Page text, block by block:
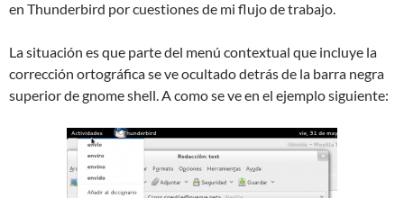
en Thunderbird por cuestiones de mi flujo de trabajo.
La situación es que parte del menú contextual que incluye la
corrección ortográfica se ve ocultado detrás de la barra negra
superior de gnome shell. A como se ve en el ejemplo siguiente: